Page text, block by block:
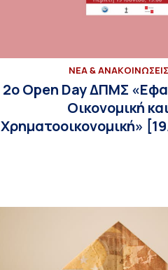
ΝΕΑ & ΑΝΑΚΟΙΝΩΣΕΙΣ
2ο Open Day ΔΠΜΣ
Οικονομική
Χρηματοοικονομική»